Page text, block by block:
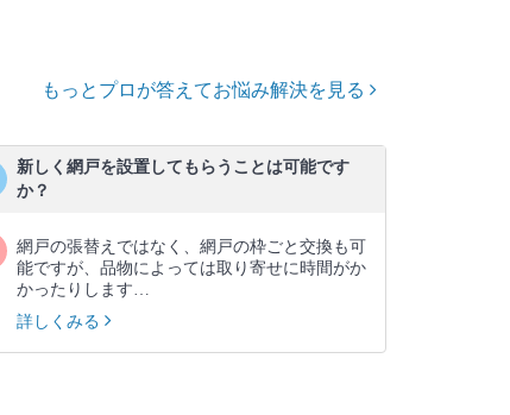
もっとプロが答えてお悩み解決を見る
新しく網戸を設置してもらうことは可能です
か？
網戸の張替えではなく、網戸の枠ごと交換も可
能ですが、品物によっては取り寄せに時間がか
かったりします…
詳しくみる